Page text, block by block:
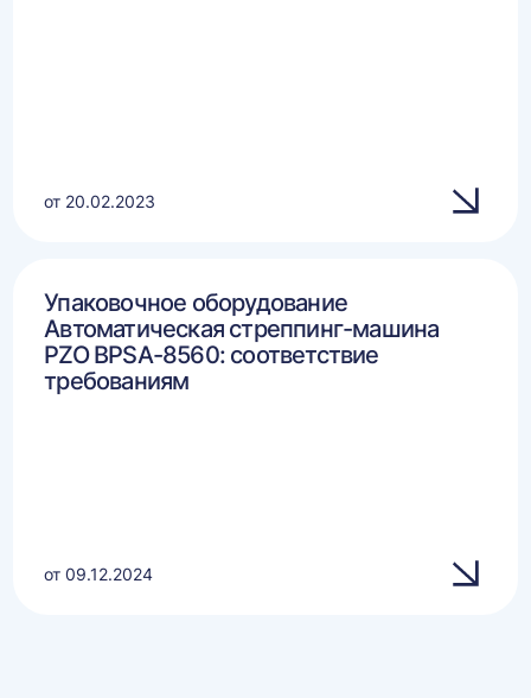
от 20.02.2023
Упаковочное оборудование
Автоматическая стреппинг-машина
PZO BPSA-8560: соответствие
требованиям
от 09.12.2024